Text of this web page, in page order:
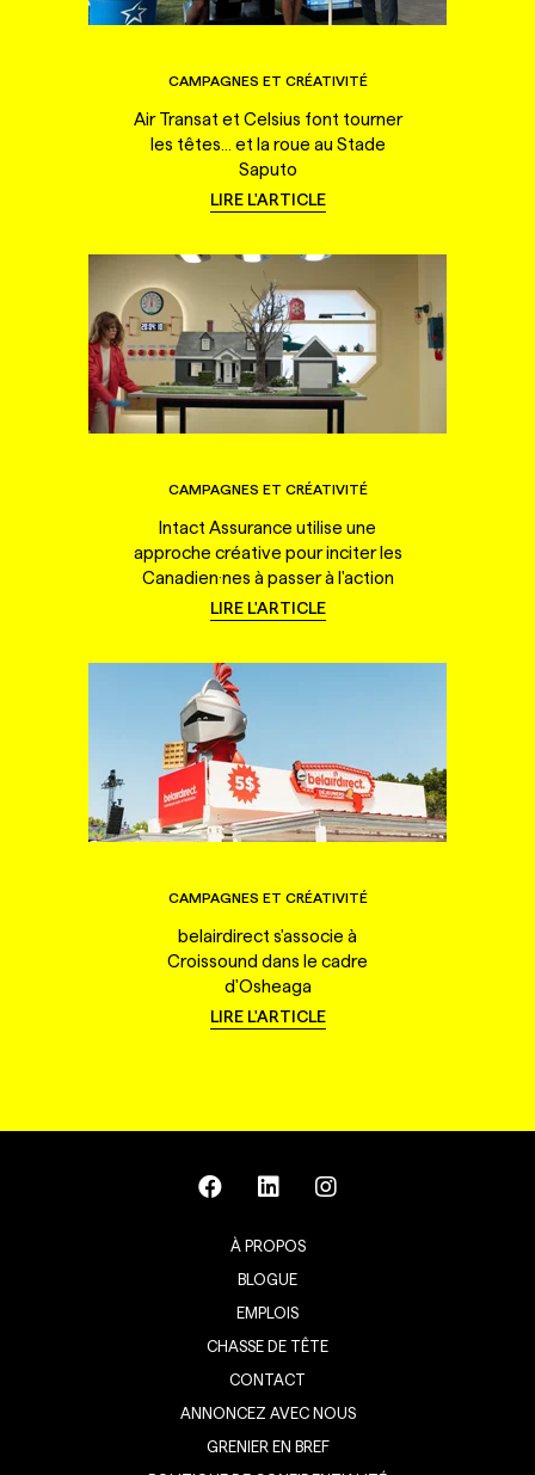
CAMPAGNES ET CRÉATIVITÉ
Air Transat et Celsius font tourner
les têtes... et la roue au Stade
Saputo
LIRE L'ARTICLE
CAMPAGNES ET CRÉATIVITÉ
Intact Assurance utilise une
approche créative pour inciter les
Canadien·nes à passer à l'action
LIRE L'ARTICLE
CAMPAGNES ET CRÉATIVITÉ
belairdirect s'associe à
Croissound dans le cadre
d'Osheaga
LIRE L'ARTICLE
À PROPOS
BLOGUE
EMPLOIS
CHASSE DE TÊTE
CONTACT
ANNONCEZ AVEC NOUS
GRENIER EN BREF